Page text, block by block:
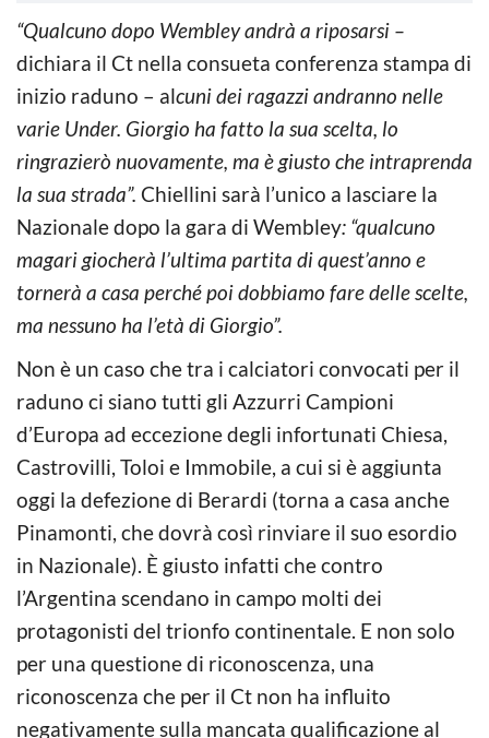
“Qualcuno dopo Wembley andrà a riposarsi –
dichiara il Ct nella consueta conferenza stampa di
inizio raduno – alcuni dei ragazzi andranno nelle
varie Under. Giorgio ha fatto la sua scelta, lo
ringrazierò nuovamente, ma è giusto che intraprenda
la sua strada”. Chiellini sarà l’unico a lasciare la
Nazionale dopo la gara di Wembley: “qualcuno
magari giocherà l’ultima partita di quest’anno e
tornerà a casa perché poi dobbiamo fare delle scelte,
ma nessuno ha l’età di Giorgio”.
Non è un caso che tra i calciatori convocati per il
raduno ci siano tutti gli Azzurri Campioni
d’Europa ad eccezione degli infortunati Chiesa,
Castrovilli, Toloi e Immobile, a cui si è aggiunta
oggi la defezione di Berardi (torna a casa anche
Pinamonti, che dovrà così rinviare il suo esordio
in Nazionale). È giusto infatti che contro
l’Argentina scendano in campo molti dei
protagonisti del trionfo continentale. E non solo
per una questione di riconoscenza, una
riconoscenza che per il Ct non ha influito
negativamente sulla mancata qualificazione al